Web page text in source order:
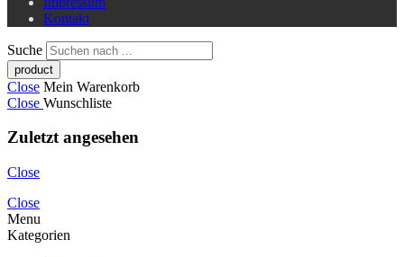
Kontakt
Suche
Close Mein Warenkorb
Close Wunschliste
Zuletzt angesehen
Close
Close
Menu
Kategorien